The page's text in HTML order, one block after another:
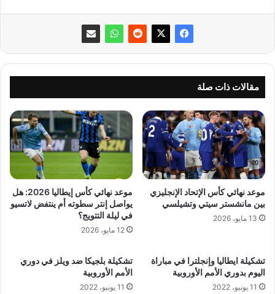
مقالات ذات صلة
موعد نهائي كأس الإتحاد الإنجليزي
بين مانشستر سيتي وتشيلسي
13 مايو، 2026
موعد نهائي كأس إيطاليا 2026: هل
يواصل إنتر سطوته أم ينتفض لاتسيو
في ليلة التتويج؟
12 مايو، 2026
تشكيلة ايطاليا وإنجلترا في مباراة
اليوم بدوري الأمم الأوروبية
11 يونيو، 2022
تشكيلة بلجيكا ضد ويلز في دوري
الأمم الأوروبية
11 يونيو، 2022